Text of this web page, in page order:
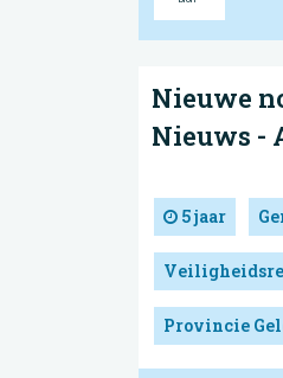
Nieuwe
Nieuws -
5 jaar
Provincie